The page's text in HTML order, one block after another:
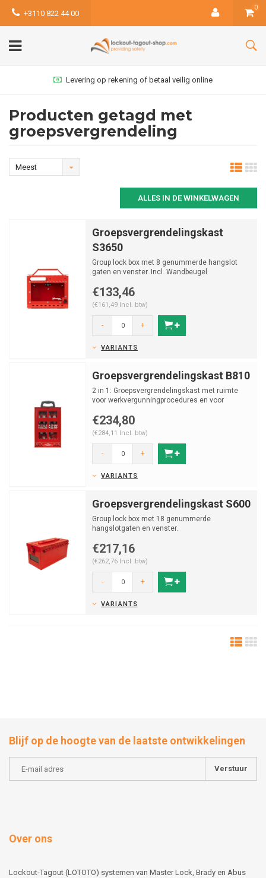
+3110 822 44 00
0
Levering op rekening of betaal veilig online
Producten getagd met
groepsvergrendeling
Meest
ALLES IN DE WINKELWAGEN
Groepsvergrendelingskast
S3650
Group lock box met 8 genummerde hangslot
gaten en venster. Incl. Wandbeugel
€133,46
(€161,49 Incl. btw)
- +
VARIANTS
Groepsvergrendelingskast B810
2 in 1: Groepsvergrendelingskast met ruimte
voor werkvergunningprocedures en voor
€234,80
(€284,11 Incl. btw)
- +
VARIANTS
Groepsvergrendelingskast S600
Group lock box met 18 genummerde
hangslotgaten en venster.
€217,16
(€262,76 Incl. btw)
- +
VARIANTS
Blijf op de hoogte van de laatste ontwikkelingen
Verstuur
Over ons
Lockout-Tagout (LOTOTO) systemen van Master Lock, Brady en Abus